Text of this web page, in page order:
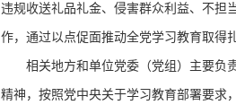
违规收送礼品礼金、侵害群众利益、不担
作，通过以点促面推动全党学习教育取得
相关地方和单位党委（党组）主要负责
精神，按照党中央关于学习教育部署要求